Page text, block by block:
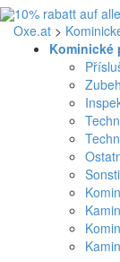
Oxe.at >
Kominické